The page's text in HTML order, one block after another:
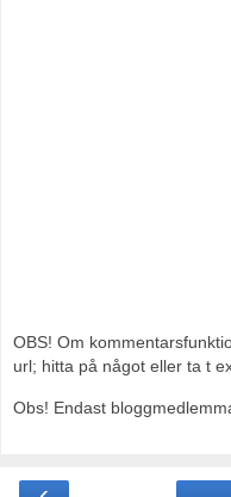
OBS! Om
url; hitta på något eller ta t
Obs! Endast